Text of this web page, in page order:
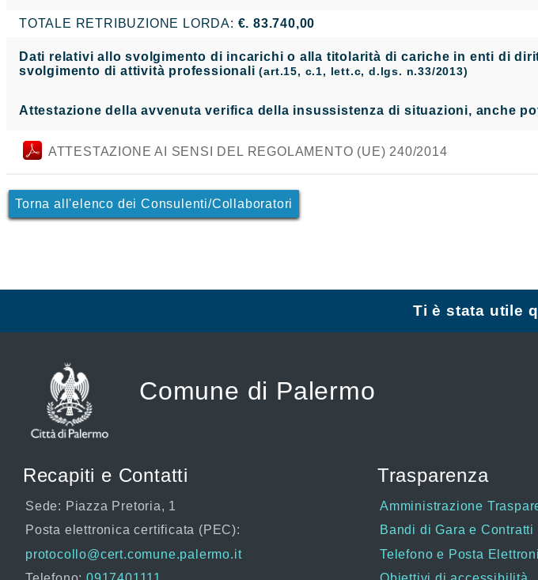
TOTALE RETRIBUZIONE LORDA: €. 83.740,00
Dati relativi allo svolgimento di incarichi o alla titolarità di cariche in enti di
svolgimento di attività professionali(art.15, c.1, lett.c, d.lgs. n.33/2013)
Attestazione della avvenuta verifica della insussistenza di situazioni, anche
ATTESTAZIONE AI SENSI DEL REGOLAMENTO (UE) 240/2014
Torna all'elenco dei Consulenti/Collaboratori
Ti è stata utile
Comune di Palermo
Recapiti e Contatti
Sede: Piazza Pretoria, 1
Posta elettronica certificata (PEC):
protocollo@cert.comune.palermo.it
Trasparenza
Amministrazione
Bandi di Gara e Contratti
Telefono e Posta